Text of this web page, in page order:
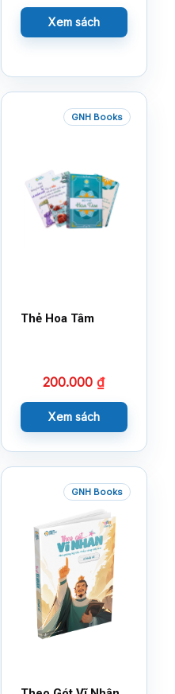
Xem sách
GNH Books
Thẻ Hoa Tâm
200.000₫
Xem sách
GNH Books